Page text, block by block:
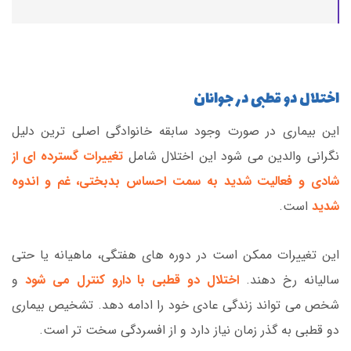
اختلال دو قطبی در جوانان
این بیماری در صورت وجود سابقه خانوادگی اصلی ترین دلیل
نگرانی والدین می شود این اختلال شامل تغییرات گسترده ای از
شادی و فعالیت شدید به سمت احساس بدبختی، غم و اندوه
شدید است.
این تغییرات ممکن است در دوره های هفتگی، ماهیانه یا حتی
سالیانه رخ دهند. اختلال دو قطبی با دارو کنترل می شود و
شخص می تواند زندگی عادی خود را ادامه دهد. تشخیص بیماری
دو قطبی به گذر زمان نیاز دارد و از افسردگی سخت تر است.